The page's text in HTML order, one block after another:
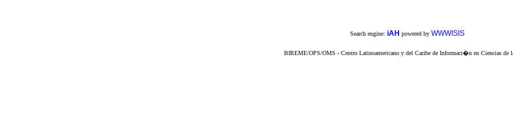
Search engine: iAH powered by WWWISIS
BIREME/OPS/OMS - Centro Latinoamericano y del Caribe de Informaci�n en Ciencias de